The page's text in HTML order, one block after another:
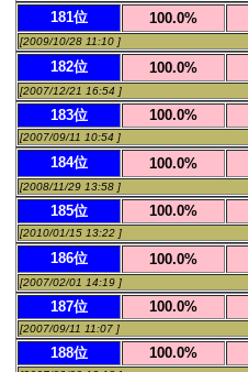
181位 100.0%
[2009/10/28 11:10 ]
182位 100.0%
[2007/12/21 16:54 ]
183位 100.0%
[2007/09/11 10:54 ]
184位 100.0%
[2008/11/29 13:58 ]
185位 100.0%
[2010/01/15 13:22 ]
186位 100.0%
[2007/02/01 14:19 ]
187位 100.0%
[2007/09/11 11:07 ]
188位 100.0%